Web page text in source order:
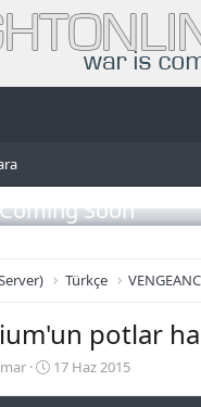
Soon
Türkçe
potlar
B
17 Haz 2015